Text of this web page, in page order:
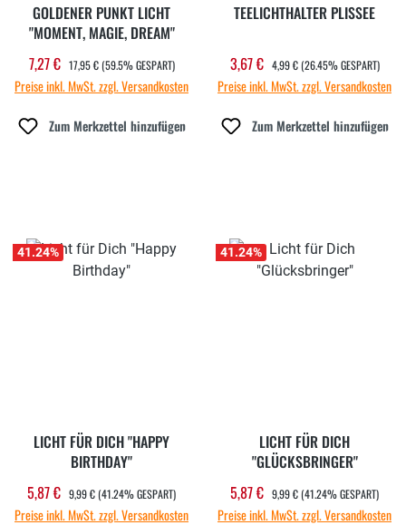
GOLDENER PUNKT LICHT
"MOMENT, MAGIE, DREAM"
Verkaufspreis:
7,27 € REGULÄRER PREIS:
17,95 € (59.5% GESPART)
Preise inkl. MwSt. zzgl. Versandkosten
Zum Merkzettel hinzufügen
TEELICHTHALTER PLISSEE
Verkaufspreis:
3,67 € REGULÄRER PREIS:
4,99 € (26.45% GESPART)
Preise inkl. MwSt. zzgl. Versandkosten
Zum Merkzettel hinzufügen
41.24%
LICHT FÜR DICH "HAPPY
BIRTHDAY"
Verkaufspreis:
5,87 € REGULÄRER PREIS:
9,99 €(41.24% GESPART)
Preise inkl. MwSt. zzgl. Versandkosten
41.24%
LICHT FÜR DICH
"GLÜCKSBRINGER"
Verkaufspreis:
5,87 € REGULÄRER PREIS:
9,99 €(41.24% GESPART)
Preise inkl. MwSt. zzgl. Versandkosten